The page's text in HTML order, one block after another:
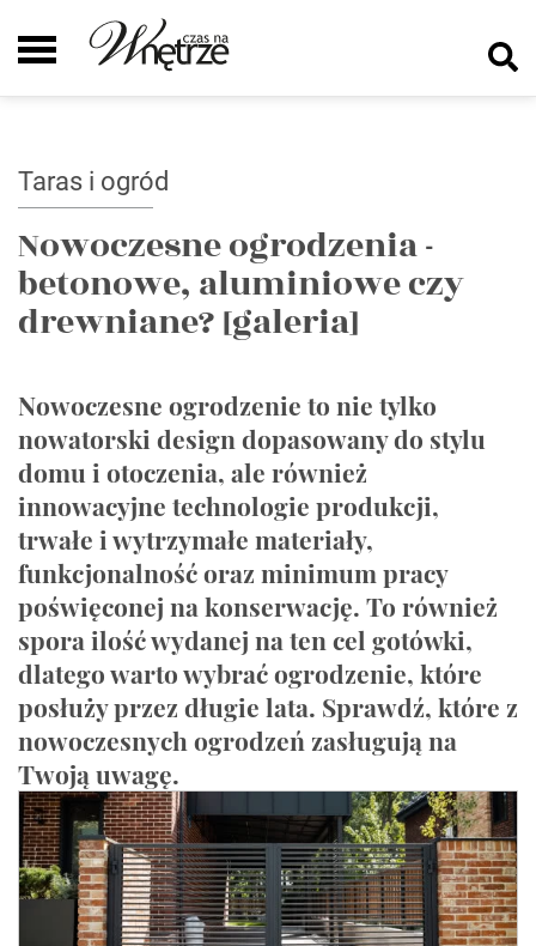
Taras i ogród
Nowoczesne ogrodzenia -
betonowe, aluminiowe czy
drewniane? [galeria]
Nowoczesne ogrodzenie to nie tylko
nowatorski design dopasowany do stylu
domu i otoczenia, ale również
innowacyjne technologie produkcji,
trwałe i wytrzymałe materiały,
funkcjonalność oraz minimum pracy
poświęconej na konserwację. To również
spora ilość wydanej na ten cel gotówki,
dlatego warto wybrać ogrodzenie, które
posłuży przez długie lata. Sprawdź, które z
nowoczesnych ogrodzeń zasługują na
Twoją uwagę.